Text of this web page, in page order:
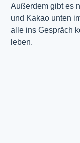
Außerdem gibt es
und Kakao unten
alle ins Gespräch
leben.